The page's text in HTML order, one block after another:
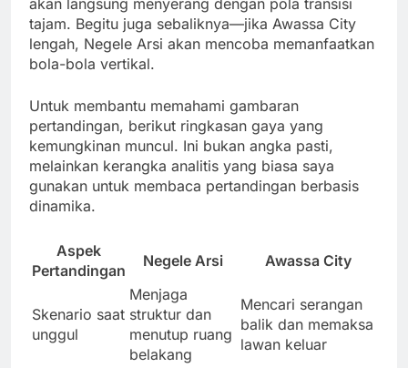
akan langsung menyerang dengan pola transisi
tajam. Begitu juga sebaliknya—jika Awassa City
lengah, Negele Arsi akan mencoba memanfaatkan
bola-bola vertikal.
Untuk membantu memahami gambaran
pertandingan, berikut ringkasan gaya yang
kemungkinan muncul. Ini bukan angka pasti,
melainkan kerangka analitis yang biasa saya
gunakan untuk membaca pertandingan berbasis
dinamika.
Aspek
Pertandingan
Negele Arsi Awassa City
Skenario saat
unggul
Menjaga
struktur dan
menutup ruang
belakang
Mencari serangan
balik dan memaksa
lawan keluar